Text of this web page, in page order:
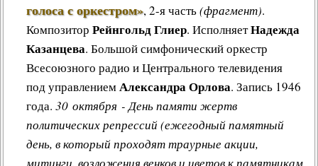
голоса с оркестром», 2-я часть(фрагмент).
Композитор Рейнгольд Глиер. ИсполняетНадежда
Казанцева. Большой симфонический оркестр
Всесоюзного радио и Центрального телевидения
под управлениемАлександра Орлова. Запись 1946
года. 30 октября - День памяти жертв
политических репрессий (ежегодный памятный
день, в который проходят траурные акции,